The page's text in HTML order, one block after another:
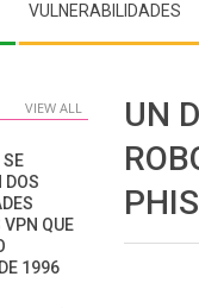
VULNERABILIDADES
UN
VIEW ALL
SE
DOS
VPN QUE
1996